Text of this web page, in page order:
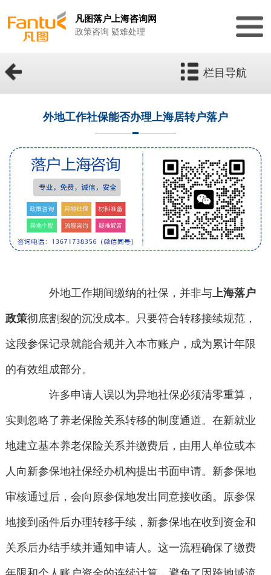
凡图落户上海咨询网
政策咨询 疑难处理
栏目导航
外地工作社保能否办理上海居转户落户
外地工作期间缴纳的社保，并非与上海落户
政策彻底割裂的沉没成本。只要符合转移接续规范，
这段参保记录就能合规并入本市账户，成为累计年限
的有效组成部分。
许多申请人误以为异地社保必须清零重算，
实则忽略了养老保险关系转移的制度通道。在新就业
地建立基本养老保险关系并缴费后，由用人单位或本
人向新参保地社保经办机构提出书面申请。新参保地
审核通过后，会向原参保地发出同意接收函。原参保
地接到函件后办理转移手续，新参保地在收到资金和
关系后办结手续并通知申请人。这一流程确保了缴费